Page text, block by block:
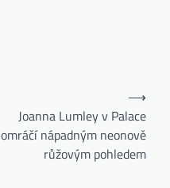
Joanna Lumley v Palace
omráčí nápadným neonově
růžovým pohledem
⟶